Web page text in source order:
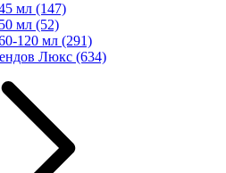
мл (147)
мл (52)
120 мл (291)
Люкс (634)